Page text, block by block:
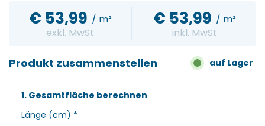
€ 53,99 / m²
exkl. MwSt
€ 53,99 / m²
inkl. MwSt
auf Lager
Produkt zusammenstellen
1. Gesamtfläche berechnen
Länge (cm) *